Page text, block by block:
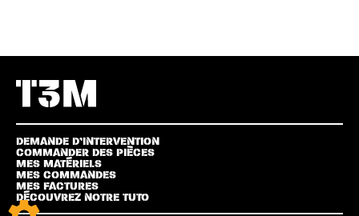
DEMANDE D’INTERVENTION
COMMANDER DES PIÈCES
MES MATÉRIELS
MES COMMANDES
MES FACTURES
DÉCOUVREZ NOTRE TUTO